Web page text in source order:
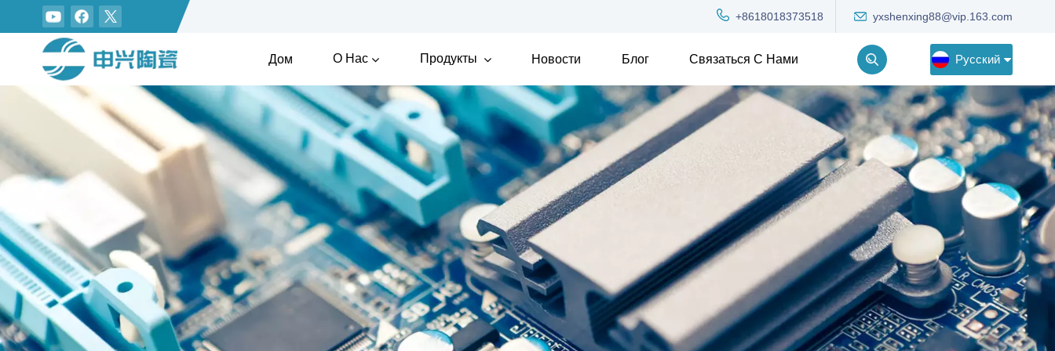
+8618018373518 yxshenxing88@vip.163.com
Дом О Нас Продукты Новости Блог Связаться С Нами Русский
English
Deutsch
Русский
한국어
Türkçe